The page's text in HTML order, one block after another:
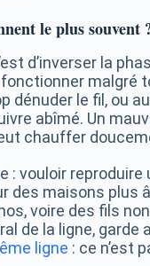
le plus souvent
d’inverser la
malgré
dénuder le fil, ou
abîmé. Un
chauffer
: vouloir
des maisons
voire des fils
de la ligne, garde
ligne : ce n’est